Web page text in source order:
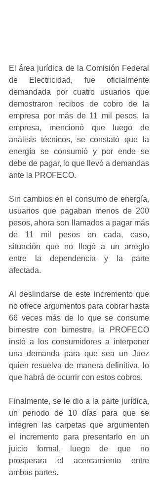
El área jurídica de la Comisión Federal
de Electricidad, fue oficialmente
demandada por cuatro usuarios que
demostraron recibos de cobro de la
empresa por más de 11 mil pesos, la
empresa, mencionó que luego de
análisis técnicos, se constató que la
energía se consumió y por ende se
debe de pagar, lo que llevó a demandas
ante la PROFECO.
Sin cambios en el consumo de energía,
usuarios que pagaban menos de 200
pesos, ahora son llamados a pagar más
de 11 mil pesos en cada, caso,
situación que no llegó a un arreglo
entre la dependencia y la parte
afectada.
Al deslindarse de este incremento que
no ofrece argumentos para cobrar hasta
66 veces más de lo que se consume
bimestre con bimestre, la PROFECO
instó a los consumidores a interponer
una demanda para que sea un Juez
quien resuelva de manera definitiva, lo
que habrá de ocurrir con estos cobros.
Finalmente, se le dio a la parte jurídica,
un periodo de 10 días para que se
integren las carpetas que argumenten
el incremento para presentarlo en un
juicio formal, luego de que no
prosperara el acercamiento entre
ambas partes.